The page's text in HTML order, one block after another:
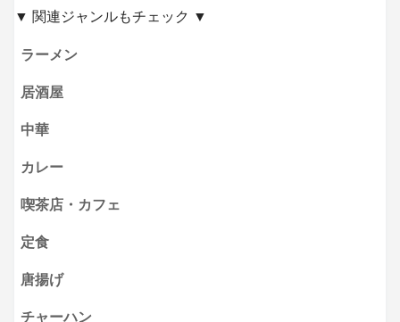
▼ 関連ジャンルもチェック ▼
ラーメン
居酒屋
中華
カレー
喫茶店・カフェ
定食
唐揚げ
チャーハン